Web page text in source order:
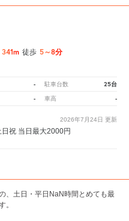
341m 徒歩 5～8分
- 駐車台数 25台
- 車高 -
2026年7月24日 更新
祝 当日最大2000円
、土日・平日NaN時間とめても最
。